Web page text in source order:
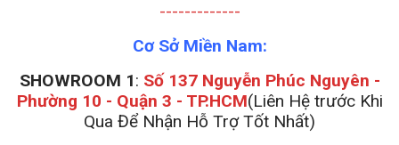
-------------
Cơ Sở Miền Nam:
SHOWROOM 1: Số 137 Nguyễn Phúc Nguyên -
Phường 10 - Quận 3 - TP.HCM(Liên Hệ trước Khi
Qua Để Nhận Hỗ Trợ Tốt Nhất)